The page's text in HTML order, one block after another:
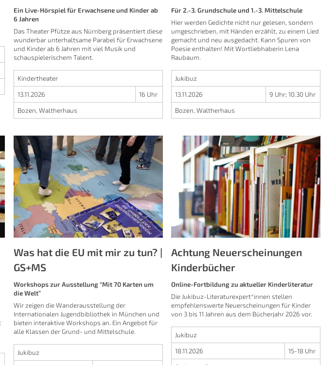
Ein Live-Hörspiel für Erwachsene und Kinder ab
6 Jahren
Das Theater Pfütze aus Nürnberg präsentiert diese
wunderbar unterhaltsame Parabel für Erwachsene
und Kinder ab 6 Jahren mit viel Musik und
schauspielerischem Talent.
Kindertheater
13.11.2026 16 Uhr
Bozen, Waltherhaus
Für 2.-3. Grundschule und 1.-3. Mittelschule
Hier werden Gedichte nicht nur gelesen, sondern
umgeschrieben, mit Händen erzählt, zu einem Lied
gemacht und neu ausgedacht. Kann Spuren von
Poesie enthalten! Mit Wortliebhaberin Lena
Raubaum.
Jukibuz
13.11.2026 9 Uhr; 10.30 Uhr
Bozen, Waltherhaus
Was hat die EU mit mir zu tun? |
GS+MS
Workshops zur Ausstellung “Mit 70 Karten um
die Welt”
Wir zeigen die Wanderausstellung der
Internationalen Jugendbibliothek in München und
bieten interaktive Workshops an. Ein Angebot für
alle Klassen der Grund- und Mittelschule.
Jukibuz
Achtung Neuerscheinungen
Kinderbücher
Online-Fortbildung zu aktueller Kinderliteratur
Die Jukibuz-Literaturexpert*innen stellen
empfehlenswerte Neuerscheinungen für Kinder
von 3 bis 11 Jahren aus dem Bücherjahr 2026 vor.
Jukibuz
18.11.2026 15-18 Uhr